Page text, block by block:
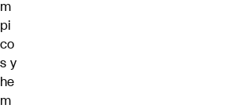
m
pi
co
s y
he
m